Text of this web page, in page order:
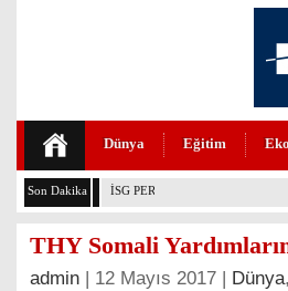
Dünya Eğitim
Son Dakika İSG PERSONELİ HAYAT
THY Somali
admin | 12 Mayıs 2017 | Dünya,